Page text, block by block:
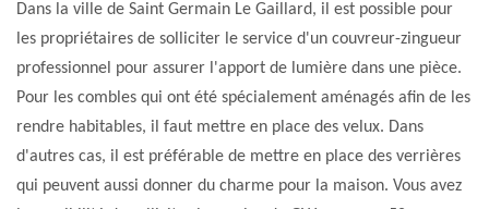
Dans la ville de Saint Germain Le Gaillard, il est possible pour
les propriétaires de solliciter le service d'un couvreur-zingueur
professionnel pour assurer l'apport de lumière dans une pièce.
Pour les combles qui ont été spécialement aménagés afin de les
rendre habitables, il faut mettre en place des velux. Dans
d'autres cas, il est préférable de mettre en place des verrières
qui peuvent aussi donner du charme pour la maison. Vous avez